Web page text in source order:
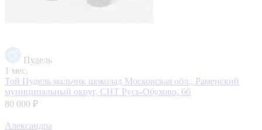
Пудель
1 мес.
Той Пудель мальчик шоколад Московская обл., Раменский
муниципальный округ, СНТ Русь-Обухово, 66
80 000 ₽
Александра